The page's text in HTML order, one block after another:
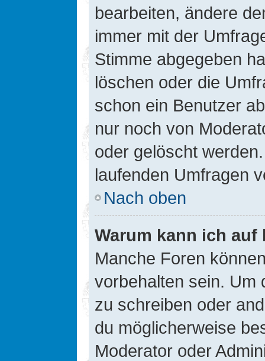
bearbeiten, ändere
immer mit der
Stimme abgegeben
löschen oder die
schon ein Benutzer
nur noch von
oder gelöscht
laufenden Umfragen
Nach oben
Warum kann ich
Manche Foren
vorbehalten sein. Um
zu schreiben oder
du möglicherweise
Moderator oder